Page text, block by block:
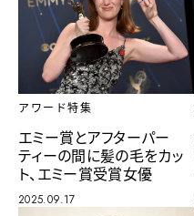
アワード特集
エミー賞とアフターパー
ティーの間に髪の毛をカッ
ト、エミー賞受賞女優
2025.09.17